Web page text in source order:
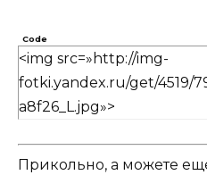
Code
<img src=»http://img-
fotki.yandex.ru/get/4519/
a8f26_L.jpg»>
Прикольно, а можете